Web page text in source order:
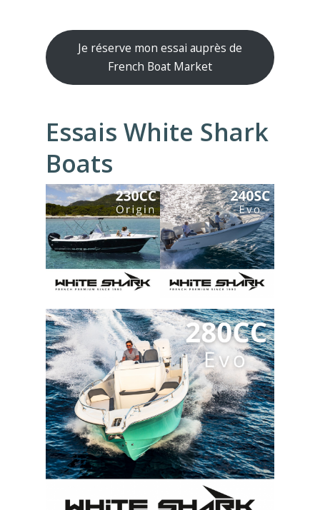
Je réserve mon essai auprès de
French Boat Market
Essais White Shark
Boats